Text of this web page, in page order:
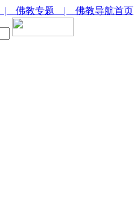
| 佛教专题 | 佛教导航首页